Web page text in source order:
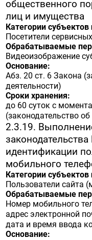
общественного
лиц и имущества
Категории
Посетители
Обрабатываемые
Видеоизображение
Основание:
Абз. 20 ст. 6 Закона
деятельности)
Сроки хранения:
до 60 суток с
(законодательство
2.3.19.
идентификации
мобильного
Категории
Пользователи сайта
Обрабатываемые
Номер мобильного
адрес электронной
дата и время ввода
Основание: